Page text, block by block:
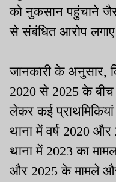
को नुकसान पहुंचाने
से संबंधित आरोप
जानकारी के अनुसार,
2020 से 2025 के
लेकर कई प्राथमिकियां
थाना में वर्ष 2020
थाना में 2023 का
और 2025 के मामले और